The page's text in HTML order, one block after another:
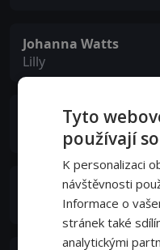
Johanna Watts
Lilly
Levi Powell
Mary Portser
Ms. Sporec
Tyto
používají
K personalizaci
návštěvnosti
Informace o
stránek také
analytickými